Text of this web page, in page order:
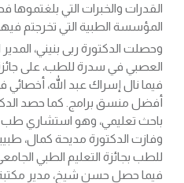
القدرات والخبرات التي
المؤسسة الطبية التي تخرجتم
وحصلت الدكتورة ربى بنيني،
العصبي في سدرة للطب، على
فيما نال إسراك عبد الله، أخصائي
أفضل منسق برامج. كما حصد
باحث تعليمي، وهو استشاري طب
وفازت الدكتورة مديحة كمال،
للطب بجائزة التعليم الطبي
فيما حصل حسن شيخ، مدير